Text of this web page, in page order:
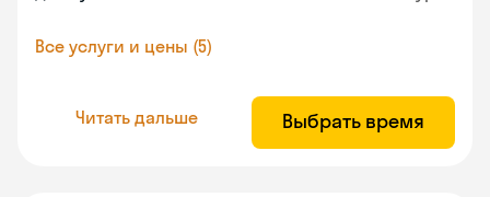
Все услуги и цены (5)
Читать дальше Выбрать время